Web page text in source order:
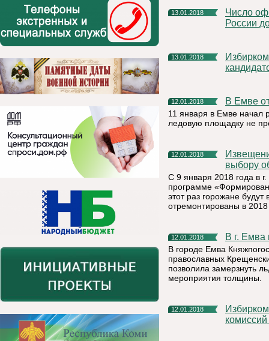
13.01.2018
Число официально заявившихся на выборы президента
России
13.01.2018
Избирком Коми установил время агитационных встреч
12.01.2018 В Емве
11 января в Емве начал
ледовую площадку не
12.01.2018
Извещение о проведении общественного обсуждения по
выбору
С 9 января 2018 года в
программе
этот раз горожане
отремонтированы в
12.01.2018 В г.
В городе Емва
православных
позволила замерзнуть
мероприятия толщины.
12.01.2018
Избирком Коми утвердил график работы участковых